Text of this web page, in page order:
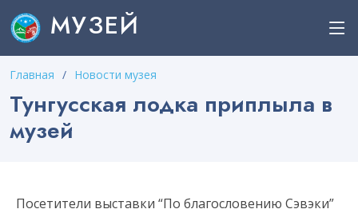
МУЗЕЙ
Главная Новости музея
Тунгусская лодка приплыла в
музей
Посетители выставки “По благословению Сэвэки”